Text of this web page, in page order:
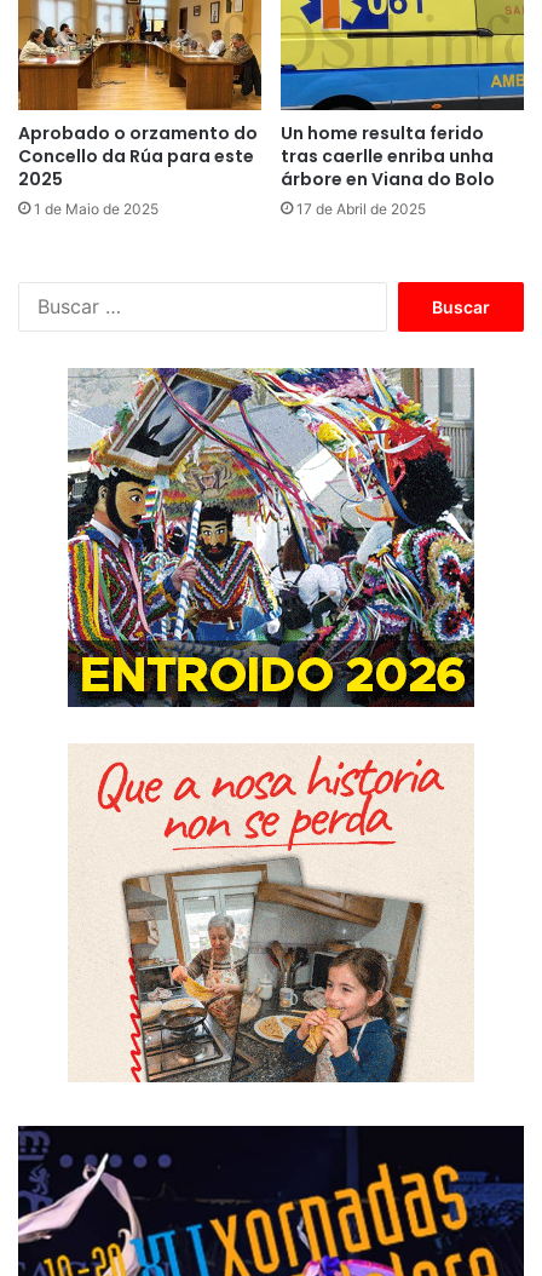
Aprobado o orzamento do
Concello da Rúa para este
2025
1 de Maio de 2025
Un home resulta ferido
tras caerlle enriba unha
árbore en Viana do Bolo
17 de Abril de 2025
c
a
r
: